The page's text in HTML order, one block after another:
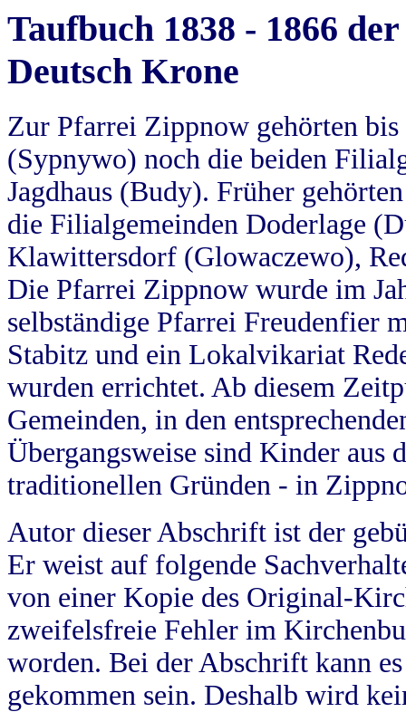
Taufbuch 1838 - 1866
Deutsch Krone
Zur Pfarrei Zippnow gehörten
(Sypnywo) noch die beiden
Jagdhaus (Budy). Früher
die Filialgemeinden Doderlage
Klawittersdorf (Glowaczewo),
Die Pfarrei Zippnow wurde im
selbständige Pfarrei Freudenfier
Stabitz und ein Lokalvikariat
wurden errichtet. Ab diesem
Gemeinden, in den
Übergangsweise sind Kinder aus
traditionellen Gründen - in
Autor dieser Abschrift ist der
Er weist auf folgende
von einer Kopie des Original-
zweifelsfreie Fehler im
worden. Bei der Abschrift kann
gekommen sein. Deshalb wird